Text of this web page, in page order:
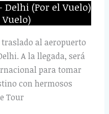
Delhi (Por el Vuelo)
traslado al aeropuerto
A la llegada, será
para tomar
con hermosos
Tour